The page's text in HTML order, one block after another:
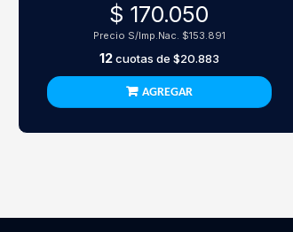
$ 170.050
Precio S/Imp.Nac. $153.891
12cuotas de $20.883
AGREGAR